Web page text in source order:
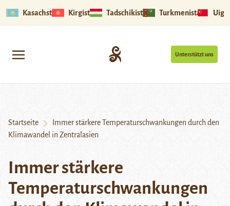
Kasachstan Kirgistan Tadschikistan Turkmenistan
Unterstützt uns
Startseite
Immer stärkere Temperaturschwankungen durch den
Klimawandel in Zentralasien
Immer stärkere
Temperaturschwankungen